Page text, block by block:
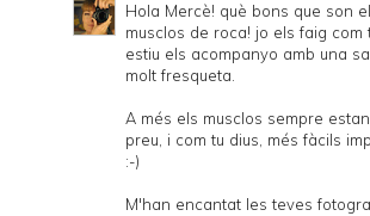
Hola Mercè! què bons que son
musclos de roca! jo els faig com
estiu els acompanyo amb una
molt fresqueta.
A més els musclos sempre
preu, i com tu dius, més fàcils
:-)
M'han encantat les teves